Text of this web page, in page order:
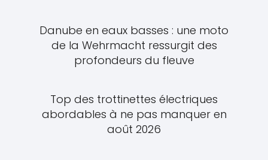
Danube en eaux basses : une moto
de la Wehrmacht ressurgit des
profondeurs du fleuve
Top des trottinettes électriques
abordables à ne pas manquer en
août 2026